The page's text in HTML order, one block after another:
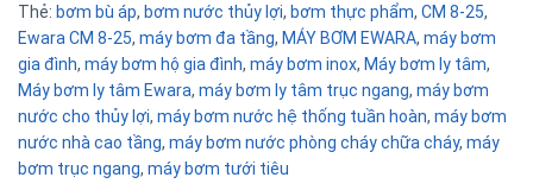
Thẻ: bơm bù áp, bơm nước thủy lợi, bơm thực phẩm, CM 8-25,
Ewara CM 8-25, máy bơm đa tầng, MÁY BƠM EWARA, máy bơm
gia đình, máy bơm hộ gia đình, máy bơm inox, Máy bơm ly tâm,
Máy bơm ly tâm Ewara, máy bơm ly tâm trục ngang, máy bơm
nước cho thủy lợi, máy bơm nước hệ thống tuần hoàn, máy bơm
nước nhà cao tầng, máy bơm nước phòng cháy chữa cháy, máy
bơm trục ngang, máy bơm tưới tiêu